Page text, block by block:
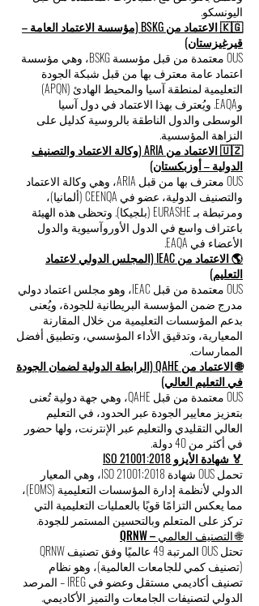
اليونسكو.
🇰🇬 الاعتماد من BSKG (مؤسسة الاعتماد العامة –
قيرغيزستان)
OUS معتمدة من قبل مؤسسة BSKG، وهي مؤسسة
اعتماد عامة معترف بها من قبل شبكة الجودة
التعليمية لمنطقة آسيا والمحيط الهادئ (APQN)
وEAQA. ويُعترف بهذا الاعتماد في دول آسيا
الوسطى والدول الناطقة بالروسية كدليل على
النزاهة المؤسسية.
🇺🇿 الاعتماد من ARIA (وكالة الاعتماد والتصنيف
الدولية – أوزبكستان)
OUS معترف بها من قبل ARIA، وهي وكالة الاعتماد
والتصنيف الدولية، عضو في CEENQA (ألمانيا)،
ومرتبطة بـ EURASHE (بلجيكا). وتحظى هذه الهيئة
باعتراف واسع في الدول الأوروآسيوية والدول
الأعضاء في EAQA.
🌎 الاعتماد من IEAC (المجلس الدولي لاعتماد
التعليم)
OUS معتمدة من قبل IEAC، وهو مجلس اعتماد دولي
مدرج ضمن المؤسسة البريطانية للجودة، ويُعنى
بدعم المؤسسات التعليمية من خلال المقارنة
المعيارية، وتدقيق الأداء المؤسسي، وتطبيق أفضل
الممارسات.
🌐 الاعتماد من QAHE (الرابطة الدولية لضمان الجودة
في التعليم العالي)
OUS معتمدة من قبل QAHE، وهي جهة دولية تُعنى
بتعزيز معايير الجودة عبر الحدود، في التعليم
العالي التقليدي والتعليم عبر الإنترنت، ولها حضور
في أكثر من 40 دولة.
🏅 شهادة الأيزو ISO 21001:2018
تحمل OUS شهادة ISO 21001:2018، وهي المعيار
الدولي لأنظمة إدارة المؤسسات التعليمية (EOMS)،
مما يعكس التزامًا قويًا بالعمليات التعليمية التي
تركز على المتعلم وبالتحسين المستمر للجودة.
🌐 التصنيف العالمي – QRNW
تحتل OUS المرتبة 49 عالميًا وفق تصنيف QRNW
(تصنيف كمي للجامعات العالمية)، وهو نظام
تصنيف أكاديمي مستقل وعضو في IREG – المرصد
الدولي لتصنيفات الجامعات والتميز الأكاديمي.